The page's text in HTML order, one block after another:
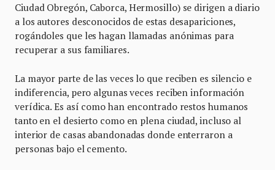
Ciudad Obregón, Caborca, Hermosillo) se dirigen a diario
a los autores desconocidos de estas desapariciones,
rogándoles que les hagan llamadas anónimas para
recuperar a sus familiares.
La mayor parte de las veces lo que reciben es silencio e
indiferencia, pero algunas veces reciben información
verídica. Es así como han encontrado restos humanos
tanto en el desierto como en plena ciudad, incluso al
interior de casas abandonadas donde enterraron a
personas bajo el cemento.